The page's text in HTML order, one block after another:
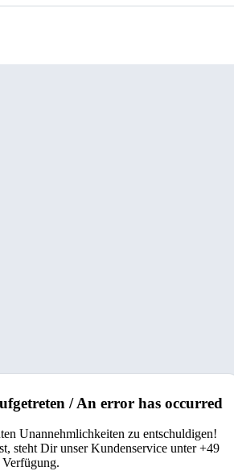
/ An error has occurred
Unannehmlichkeiten zu entschuldigen!
steht Dir unser Kundenservice unter +49